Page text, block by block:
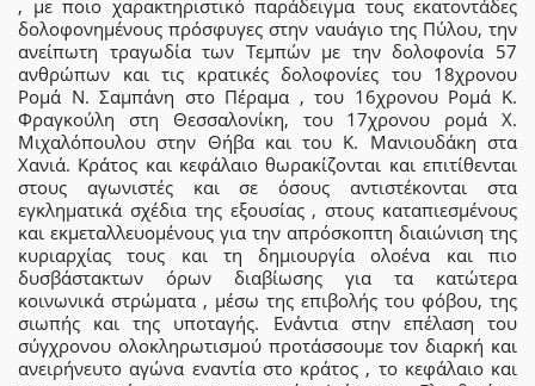
, με ποιο χαρακτηριστικό παράδειγμα τους εκατοντάδες
δολοφονημένους πρόσφυγες στην ναυάγιο της Πύλου, την
ανείπωτη τραγωδία των Τεμπών με την δολοφονία 57
ανθρώπων και τις κρατικές δολοφονίες του 18χρονου
Ρομά Ν. Σαμπάνη στο Πέραμα , του 16χρονου Ρομά Κ.
Φραγκούλη στη Θεσσαλονίκη, του 17χρονου ρομά Χ.
Μιχαλόπουλου στην Θήβα και του Κ. Μανιουδάκη στα
Χανιά. Κράτος και κεφάλαιο θωρακίζονται και επιτίθενται
στους αγωνιστές και σε όσους αντιστέκονται στα
εγκληματικά σχέδια της εξουσίας , στους καταπιεσμένους
και εκμεταλλευομένους για την απρόσκοπτη διαιώνιση της
κυριαρχίας τους και τη δημιουργία ολοένα και πιο
δυσβάστακτων όρων διαβίωσης για τα κατώτερα
κοινωνικά στρώματα , μέσω της επιβολής του φόβου, της
σιωπής και της υποταγής. Ενάντια στην επέλαση του
σύγχρονου ολοκληρωτισμού προτάσσουμε τον διαρκή και
ανειρήνευτο αγώνα εναντία στο κράτος , το κεφάλαιο και